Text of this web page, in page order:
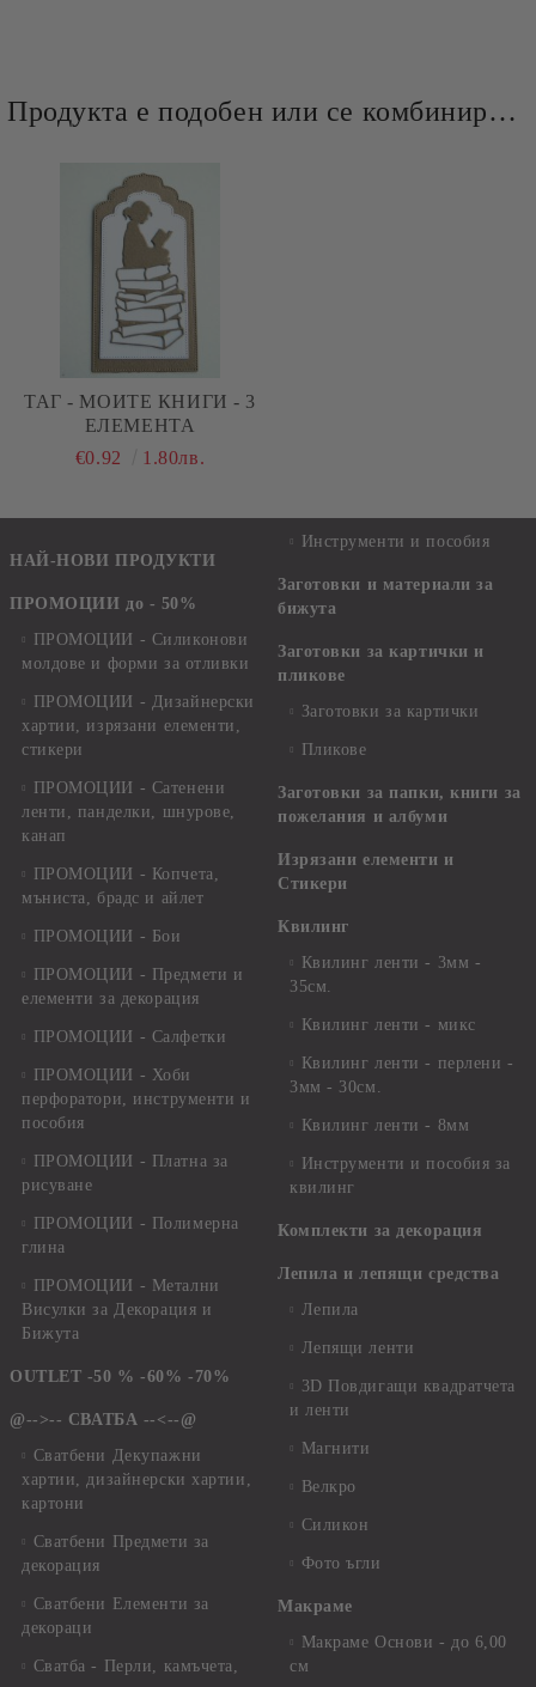
Продукта е подобен или се комбинира добре и със следните продукти :
ТАГ - МОИТЕ КНИГИ - 3
ЕЛЕМЕНТА
€0.92
1.80лв.
НАЙ-НОВИ ПРОДУКТИ
ПРОМОЦИИ до - 50%
ПРОМОЦИИ - Силиконови
молдове и форми за отливки
ПРОМОЦИИ - Дизайнерски
хартии, изрязани елементи,
стикери
ПРОМОЦИИ - Сатенени
ленти, панделки, шнурове,
канап
ПРОМОЦИИ - Копчета,
мъниста, брадс и айлет
ПРОМОЦИИ - Бои
ПРОМОЦИИ - Предмети и
елементи за декорация
ПРОМОЦИИ - Салфетки
ПРОМОЦИИ - Хоби
перфоратори, инструменти и
пособия
ПРОМОЦИИ - Платна за
рисуване
ПРОМОЦИИ - Полимерна
глина
ПРОМОЦИИ - Метални
Висулки за Декорация и
Бижута
OUTLET -50 % -60% -70%
@-->-- СВАТБА --<--@
Сватбени Декупажни
хартии, дизайнерски хартии,
картони
Сватбени Предмети за
декорация
Сватбени Елементи за
декораци
Сватба - Перли, камъчета,
Инструменти и пособия
Заготовки и материали за
бижута
Заготовки за картички и
пликове
Заготовки за картички
Пликове
Заготовки за папки, книги за
пожелания и албуми
Изрязани елементи и
Стикери
Квилинг
Квилинг ленти - 3мм -
35см.
Квилинг ленти - микс
Квилинг ленти - перлени -
3мм - 30см.
Квилинг ленти - 8мм
Инструменти и пособия за
квилинг
Комплекти за декорация
Лепила и лепящи средства
Лепила
Лепящи ленти
3D Повдигащи квадратчета
и ленти
Магнити
Велкро
Силикон
Фото ъгли
Макраме
Макраме Основи - до 6,00
см